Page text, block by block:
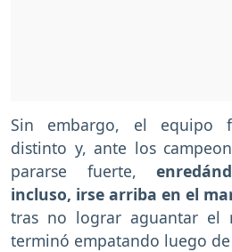
Sin embargo, el equipo
distinto y, ante los
pararse fuerte,
incluso, irse arriba en el
tras no lograr aguantar el
terminó empatando luego